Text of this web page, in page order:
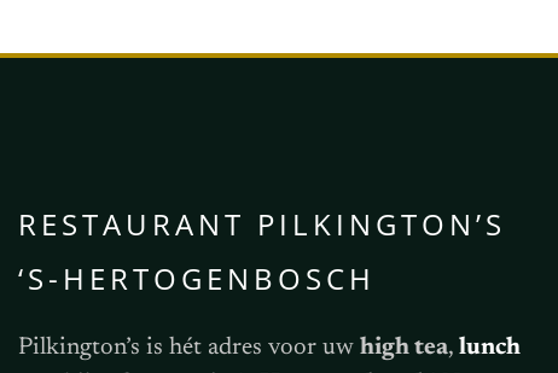
RESTAURANT PILKINGTON’S
‘S-HERTOGENBOSCH
Pilkington’s is hét adres voor uw high tea, lunch